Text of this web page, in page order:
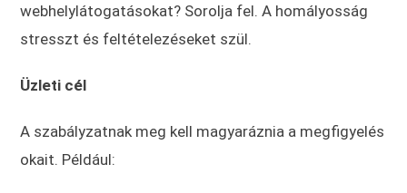
webhelylátogatásokat? Sorolja fel. A homályosság
stresszt és feltételezéseket szül.
Üzleti cél
A szabályzatnak meg kell magyaráznia a megfigyelés
okait. Például: